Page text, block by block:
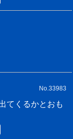
No.33983
てくるかとおも